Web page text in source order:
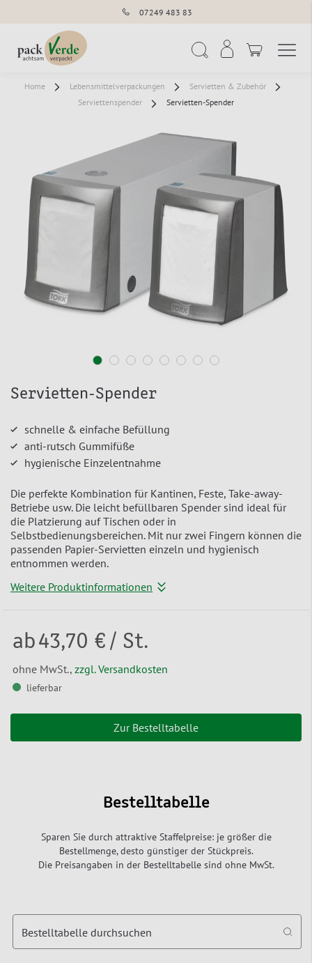
07249 483 83
Home Lebensmittelverpackungen
Servietten & Zubehör
Serviettenspender
Servietten-Spender
Servietten-Spender
schnelle & einfache Befüllung
anti-rutsch Gummifüße
hygienische Einzelentnahme
Die perfekte Kombination für Kantinen, Feste, Take-away-
Betriebe usw. Die leicht befüllbaren Spender sind ideal für
die Platzierung auf Tischen oder in
Selbstbedienungsbereichen. Mit nur zwei Fingern können die
passenden Papier-Servietten einzeln und hygienisch
entnommen werden.
Weitere Produktinformationen
ab43,70 € / St.
ohne MwSt., zzgl. Versandkosten
lieferbar
Zur Bestelltabelle
Bestelltabelle
Sparen Sie durch attraktive Staffelpreise: je größer die
Bestellmenge, desto günstiger der Stückpreis.
Die Preisangaben in der Bestelltabelle sind ohne MwSt.
Bestelltabelle durchsuchen